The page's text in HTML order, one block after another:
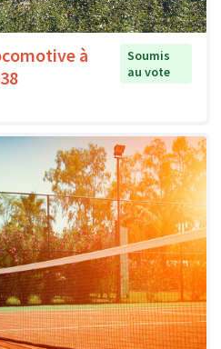
à
Soumis
au vote